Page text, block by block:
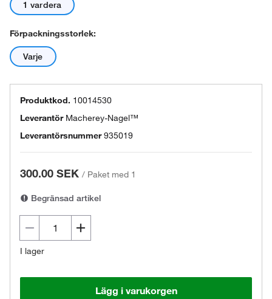
1 vardera
Förpackningsstorlek:
Varje
Produktkod. 10014530
Leverantör Macherey-Nagel™
Leverantörsnummer 935019
300.00 SEK / Paket med 1
Begränsad artikel
I lager
Lägg i varukorgen